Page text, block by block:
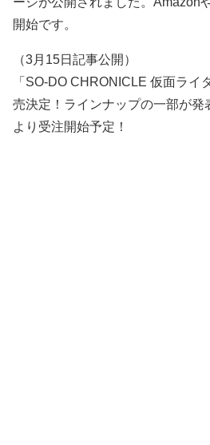
開始です。
（3月15日記事公開）
「SO-DO CHRONICLE 仮面ライ
売決定！ラインナップの一部が発
より受注開始予定！